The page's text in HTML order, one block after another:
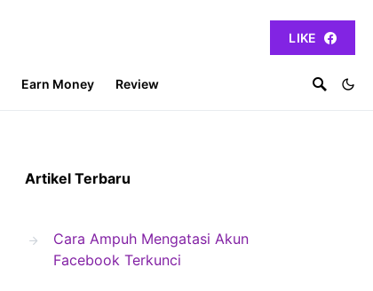
LIKE
Earn Money Review
Artikel Terbaru
Cara Ampuh Mengatasi Akun
Facebook Terkunci